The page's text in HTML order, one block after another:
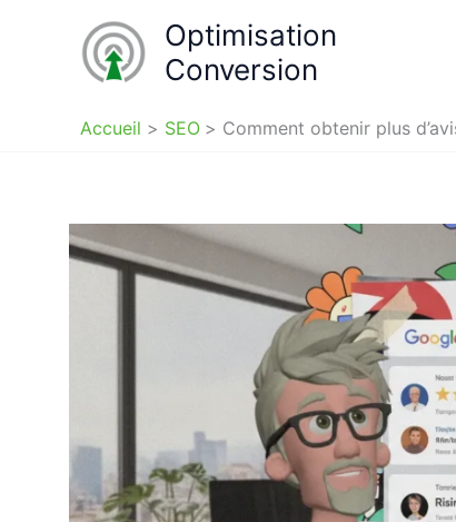
Optimisation
Conversion
Accueil SEO Comment obtenir plus